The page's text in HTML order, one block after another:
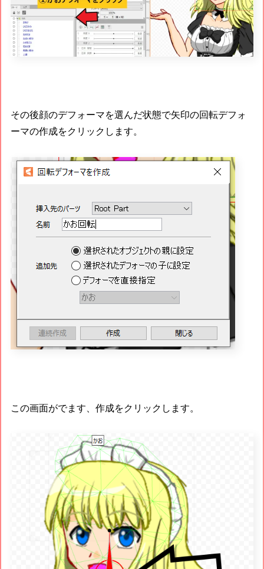
その後顔のデフォーマを選んだ状態で矢印の回転デフォ
ーマの作成をクリックします。
この画面がでます、作成をクリックします。